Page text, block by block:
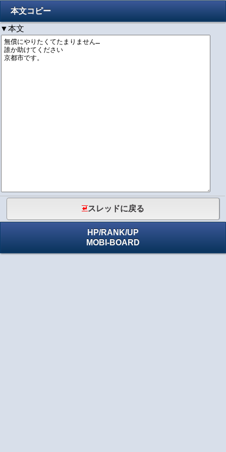
本文コピー
▼本文
スレッドに戻る
HP/RANK/UP
MOBI-BOARD